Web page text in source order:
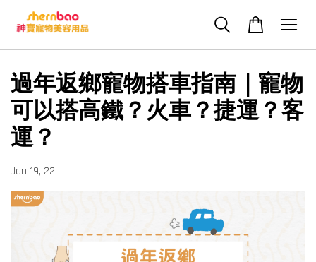
過年返鄉寵物搭車指南｜寵物
可以搭高鐵？火車？捷運？客
運？
Jan 19, 22